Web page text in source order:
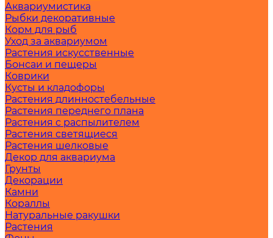
Аквариумистика
Рыбки декоративные
Корм для рыб
Уход за аквариумом
Растения искусственные
Бонсаи и пещеры
Коврики
Кусты и кладофоры
Растения длинностебельные
Растения переднего плана
Растения с распылителем
Растения светящиеся
Растения шелковые
Декор для аквариума
Грунты
Декорации
Камни
Кораллы
Натуральные ракушки
Растения